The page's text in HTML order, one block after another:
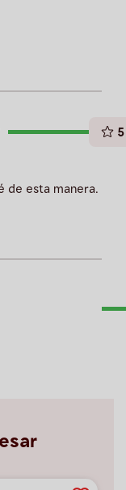
5
de esta manera.